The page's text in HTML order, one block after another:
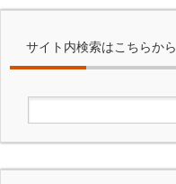
サイト内検索はこちらから